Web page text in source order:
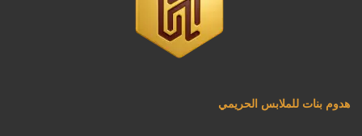
هدوم بنات للملابس الحريمي